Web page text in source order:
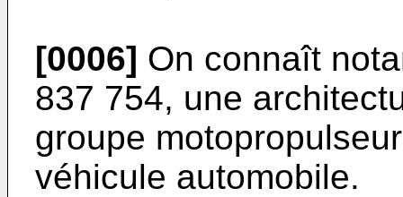
[0006] On connaît
837 754, une
groupe
véhicule automobile.